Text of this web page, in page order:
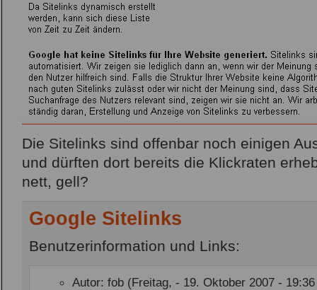
Die Sitelinks sind offenbar noch einigen
und dürften dort bereits die Klickraten
nett, gell?
Google Sitelinks
Benutzerinformation und Links:
Autor: fob (Freitag, - 19. Oktober 2007 -